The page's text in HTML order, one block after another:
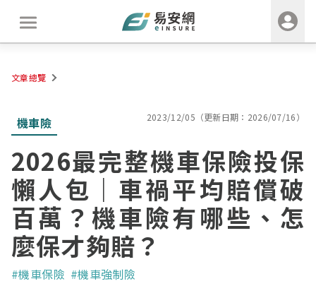
文章總覽
機車險 2023/12/05（更新日期：2026/07/16）
2026最完整機車保險投保
懶人包｜車禍平均賠償破
百萬？機車險有哪些、怎
麼保才夠賠？
#機車保險 #機車強制險